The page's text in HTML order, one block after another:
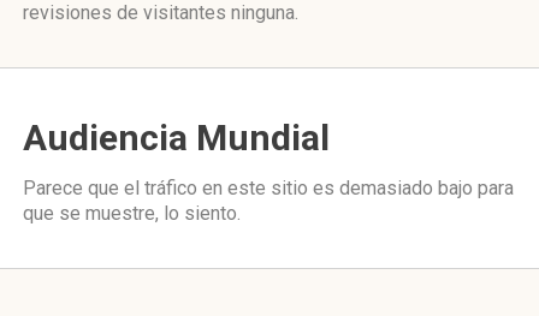
revisiones de visitantes ninguna.
Audiencia Mundial
Parece que el tráfico en este sitio es demasiado bajo para
que se muestre, lo siento.